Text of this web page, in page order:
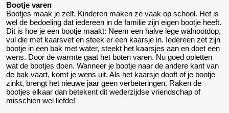
Bootje varen
Bootjes maak je zelf. Kinderen maken ze vaak op school. Het is
wel de bedoeling dat iedereen in de familie zijn eigen bootje heeft.
Dit is hoe je een bootje maakt: Neem een halve lege walnootdop,
vul die met kaarsvet en steek er een kaarsje in. Iedereen zet zijn
bootje in een bak met water, steekt het kaarsjes aan en doet een
wens. Door de warmte gaat het boten varen. Nu goed opletten
wat de bootjes doen. Wanneer je bootje naar de andere kant van
de bak vaart, komt je wens uit. Als het kaarsje dooft of je bootje
zinkt, brengt het nieuwe jaar geen verbeteringen. Raken de
bootjes elkaar dan betekent dit wederzijdse vriendschap of
misschien wel liefde!